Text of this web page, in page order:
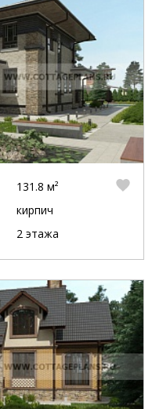
131.8 м²
кирпич
2 этажа